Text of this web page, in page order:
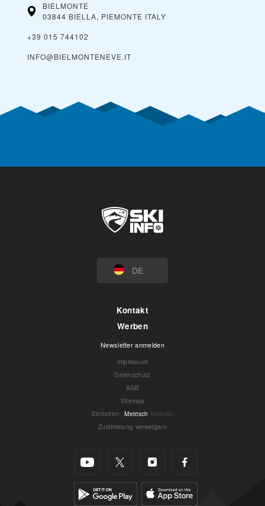
BIELMONTE
03844 BIELLA, PIEMONTE ITALY
+39 015 744102
INFO@BIELMONTENEVE.IT
DE
Kontakt
Werben
Newsletter anmelden
Impressum
Datenschutz
AGB
Sitemap
Einheiten: Metrisch Imperial
Zustimmung verweigern